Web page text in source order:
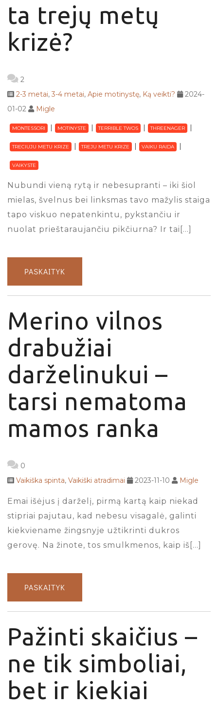
ta trejų metų
krizė?
2
2-3 metai, 3-4 metai, Apie motinystę, Ką veikti?
2024-
01-02
Migle
MONTESSORI MOTINYSTE TERRIBLE TWOS THREENAGER
TRECIUJU METU KRIZE TREJU METU KRIZE VAIKU RAIDA
VAIKYSTE
Nubundi vieną rytą ir nebesupranti – iki šiol
mielas, švelnus bei linksmas tavo mažylis staiga
tapo viskuo nepatenkintu, pykstančiu ir
nuolat prieštaraujančiu pikčiurna? Ir tai[…]
PASKAITYK
Merino vilnos
drabužiai
darželinukui –
tarsi nematoma
mamos ranka
0
Vaikiška spinta, Vaikiški atradimai 2023-11-10 Migle
Emai išėjus į darželį, pirmą kartą kaip niekad
stipriai pajutau, kad nebesu visagalė, galinti
kiekviename žingsnyje užtikrinti dukros
gerovę. Na žinote, tos smulkmenos, kaip iš[…]
PASKAITYK
Pažinti skaičius –
ne tik simboliai,
bet ir kiekiai